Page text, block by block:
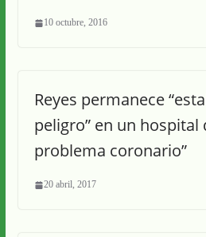
10 octubre, 2016
Reyes permanece
peligro” en un hospital
problema coronario”
20 abril, 2017